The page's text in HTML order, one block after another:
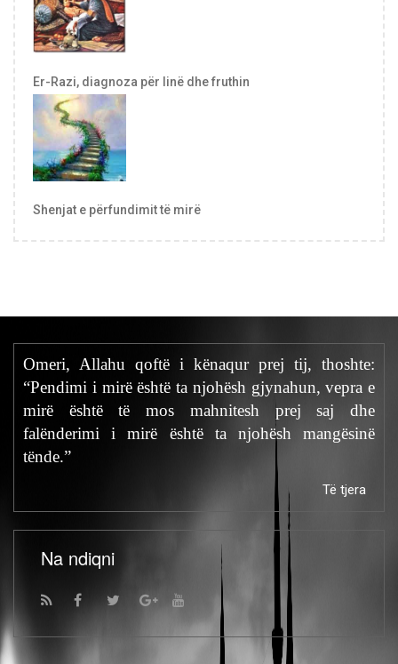
Er-Razi, diagnoza për linë dhe fruthin
Shenjat e përfundimit të mirë
Omeri, Allahu qoftë i kënaqur prej tij, thoshte:
“Pendimi i mirë është ta njohësh gjynahun, vepra e
mirë është të mos mahnitesh prej saj dhe
falënderimi i mirë është ta njohësh mangësinë
tënde.”
Të tjera
Na ndiqni